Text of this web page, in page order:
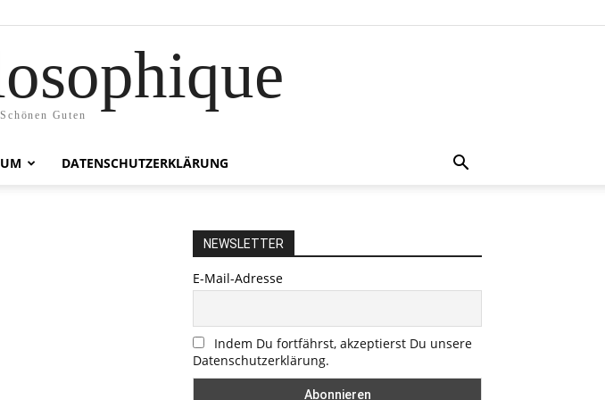
Guten
DATENSCHUTZERKLÄRUNG
NEWSLETTER
E-Mail-Adresse
Indem Du fortfährst, akzeptierst Du unsere
Datenschutzerklärung.